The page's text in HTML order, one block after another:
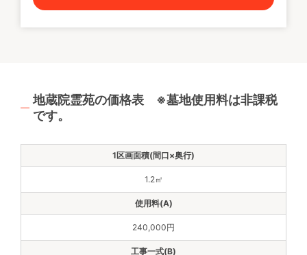
地蔵院霊苑の価格表 ※墓地使用料は非課税
です。
1.2㎡
240,000円